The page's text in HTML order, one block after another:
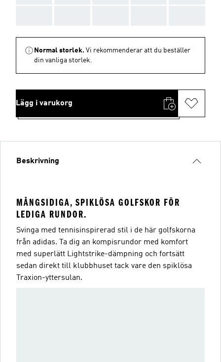
Normal storlek. Vi rekommenderar att du beställer
din vanliga storlek.
Lägg i varukorg
Beskrivning
MÅNGSIDIGA, SPIKLÖSA GOLFSKOR FÖR
LEDIGA RUNDOR.
Svinga med tennisinspirerad stil i de här golfskorna
från adidas. Ta dig an kompisrundor med komfort
med superlätt Lightstrike-dämpning och fortsätt
sedan direkt till klubbhuset tack vare den spiklösa
Traxion-yttersulan.